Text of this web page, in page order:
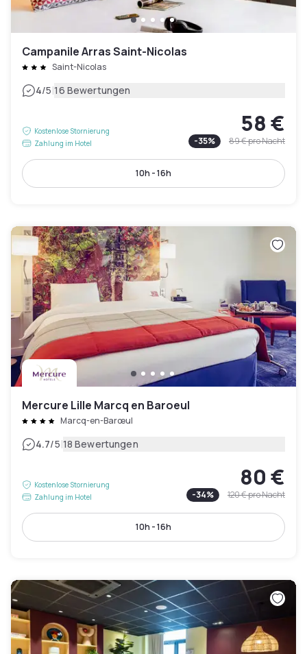
Campanile Arras Saint-Nicolas
Saint-Nicolas
4/5|16 Bewertungen
Kostenlose Stornierung
Zahlung im Hotel
58 €
-35% 89 €pro Nacht
10h - 16h
Mercure Lille Marcq en Baroeul
Marcq-en-Barœul
4.7/5|18 Bewertungen
Kostenlose Stornierung
Zahlung im Hotel
80 €
-34% 120 €pro Nacht
10h - 16h